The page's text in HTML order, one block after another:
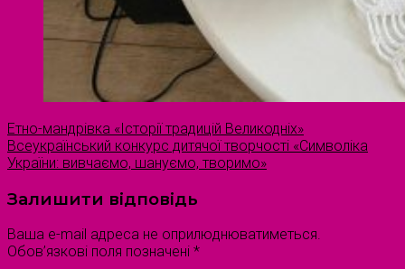
Етно-мандрівка «Історії традицій Великодніх»
Всеукраїнський конкурс дитячої творчості «Символіка
України: вивчаємо, шануємо, творимо»
Залишити відповідь
Ваша e-mail адреса не оприлюднюватиметься.
Обов’язкові поля позначені *